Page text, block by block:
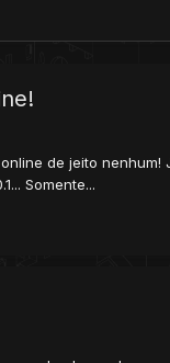
de jeito
Somente...